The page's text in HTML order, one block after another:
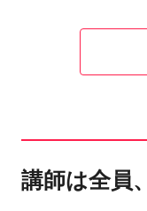
講師は全員